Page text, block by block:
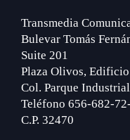
Transmedia
Bulevar Tomás
Suite 201
Plaza Olivos,
Col. Parque
Teléfono 656-682-
C.P. 32470